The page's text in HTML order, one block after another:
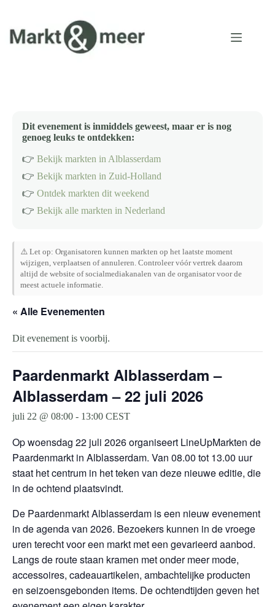
inhoud
Dit evenement is inmiddels geweest, maar er is nog
genoeg leuks te ontdekken:
👉 Bekijk markten in Alblasserdam
👉 Bekijk markten in Zuid-Holland
👉 Ontdek markten dit weekend
👉 Bekijk alle markten in Nederland
⚠️ Let op: Organisatoren kunnen markten op het laatste moment
wijzigen, verplaatsen of annuleren. Controleer vóór vertrek daarom
altijd de website of socialmediakanalen van de organisator voor de
meest actuele informatie.
« Alle Evenementen
Dit evenement is voorbij.
Paardenmarkt Alblasserdam –
Alblasserdam – 22 juli 2026
juli 22 @ 08:00 - 13:00 CEST
Op woensdag 22 juli 2026 organiseert LineUpMarkten de
Paardenmarkt in Alblasserdam. Van 08.00 tot 13.00 uur
staat het centrum in het teken van deze nieuwe editie, die
in de ochtend plaatsvindt.
De Paardenmarkt Alblasserdam is een nieuw evenement
in de agenda van 2026. Bezoekers kunnen in de vroege
uren terecht voor een markt met een gevarieerd aanbod.
Langs de route staan kramen met onder meer mode,
accessoires, cadeauartikelen, ambachtelijke producten
en seizoensgebonden items. De ochtendtijden geven het